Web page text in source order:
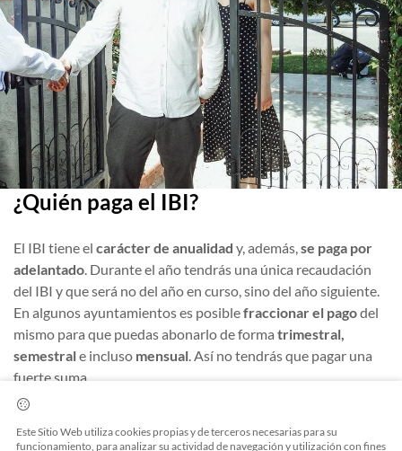
¿Quién paga el IBI?
El IBI tiene el carácter de anualidad y, además, se paga por
adelantado . Durante el año tendrás una única recaudación
del IBI y que será no del año en curso, sino del año siguiente.
En algunos ayuntamientos es posiblefraccionar el pagodel
mismo para que puedas abonarlo de forma trimestral,
semestrale incluso mensual . Así no tendrás que pagar una
fuerte suma.
no está enalquiler, el dueño es el único responsable por el
Este Sitio Web utiliza cookies propias y de terceros necesarias para su
funcionamiento, para analizar su actividad de navegación y utilización con fines